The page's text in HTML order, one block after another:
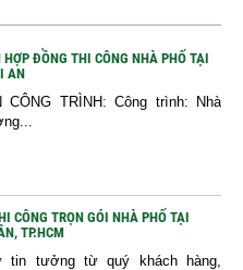
ĐỒNG THI CÔNG NHÀ PHỐ TẠI
AN
CÔNG TRÌNH: Công trình: Nhà
CÔNG TRỌN GÓI NHÀ PHỐ TẠI
TP.HCM
tin tưởng từ quý khách hàng,